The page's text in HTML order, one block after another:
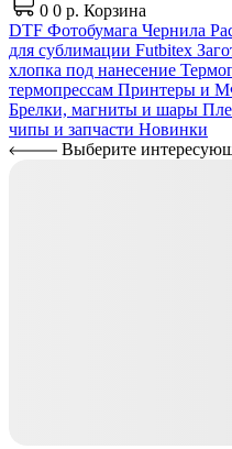
0 0 р. Корзина
DTF Фотобумага Чернила
для сублимации Futbitex
хлопка под нанесение
термопрессам Принтеры и
Брелки, магниты и шары
чипы и запчасти Новинки
Выберите